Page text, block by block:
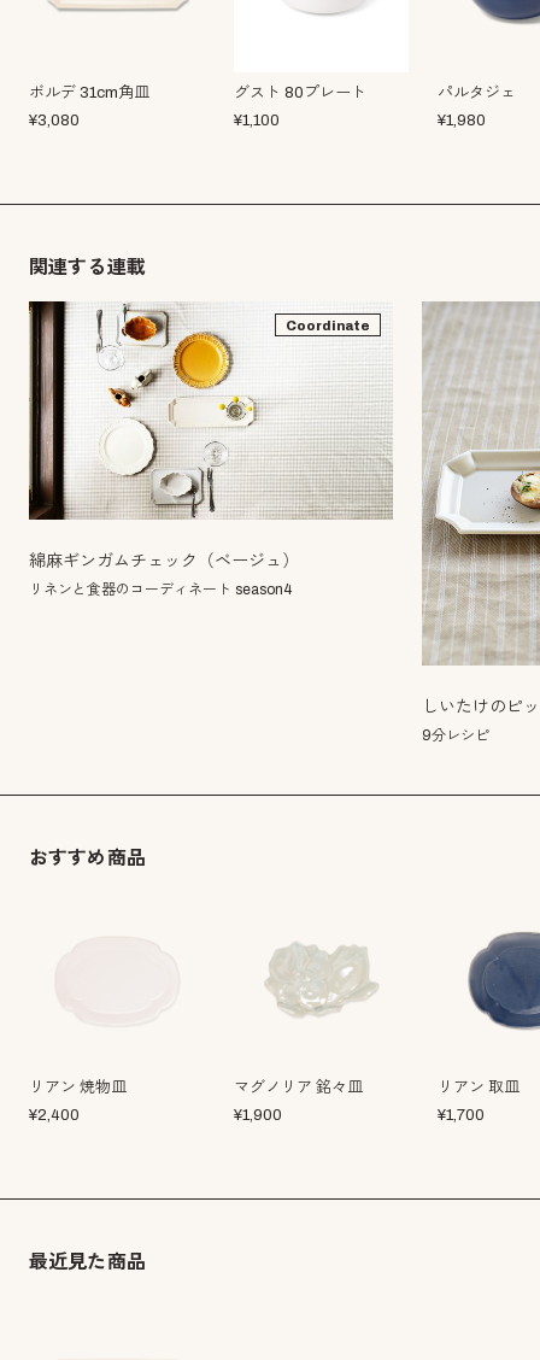
ボルデ 31cm角皿
¥3,080
グスト 80プレート
¥1,100
パルタジェ
¥1,980
関連する連載
Coordinate
綿麻ギンガムチェック（ベージュ）
リネンと食器のコーディネート season4
しいたけのピ
9分レシピ
おすすめ商品
リアン 焼物皿
¥2,400
マグノリア 銘々皿
¥1,900
リアン 取皿
¥1,700
最近見た商品